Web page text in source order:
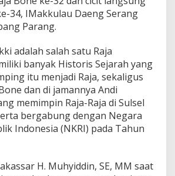
34, IMakkulau Daeng Serang
Parang.
adalah salah satu Raja
banyak Historis Sejarah yang
itu menjadi Raja, sekaligus
dan di jamannya Andi
memimpin Raja-Raja di Sulsel
bergabung dengan Negara
Indonesia (NKRI) pada Tahun
H. Muhyiddin, SE, MM saat